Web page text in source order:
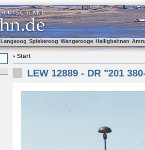
Langeoog Spiekeroog Wangerooge Halligbahnen
Start
LEW 12889 - DR "201